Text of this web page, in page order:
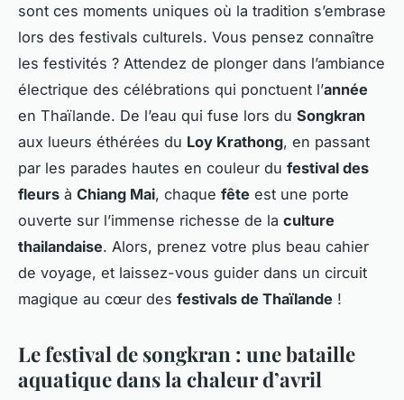
sont ces moments uniques où la tradition s’embrase
lors des festivals culturels. Vous pensez connaître
les festivités ? Attendez de plonger dans l’ambiance
électrique des célébrations qui ponctuent l’année
en Thaïlande. De l’eau qui fuse lors du Songkran
aux lueurs éthérées du Loy Krathong, en passant
par les parades hautes en couleur du festival des
fleurs à Chiang Mai, chaque fête est une porte
ouverte sur l’immense richesse de la culture
thailandaise. Alors, prenez votre plus beau cahier
de voyage, et laissez-vous guider dans un circuit
magique au cœur des festivals de Thaïlande !
Le festival de songkran : une bataille
aquatique dans la chaleur d’avril